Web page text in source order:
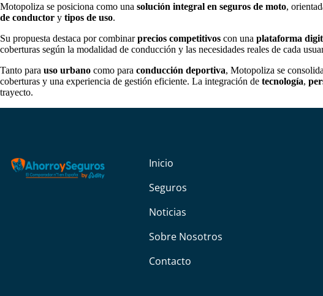
Motopoliza se posiciona como una solución integral en seguros de moto,
de conductor y tipos de uso.
Su propuesta destaca por combinarprecios competitivos con una plataforma
coberturas según la modalidad de conducción y las necesidades reales de cada
Tanto para uso urbano como para conducción deportiva, Motopoliza se
coberturas y una experiencia de gestión eficiente. La integración de tecnología,
trayecto.
Inicio
Seguros
Noticias
Sobre Nosotros
Contacto